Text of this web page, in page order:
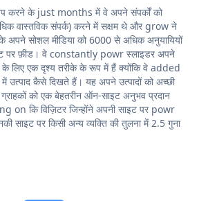
करने के just months में वे अपने संपर्कों को
वास्तविक संपर्क) करने में सक्षम थे और grow ने
सोशल मीडिया को 6000 से अधिक अनुयायियों
पर फ़ीड। वे constantly powr स्लाइडर अपने
के लिए एक दृश्य तरीके के रूप में हैं क्योंकि वे added
उत्पाद कैसे दिखते हैं। यह अपने उत्पादों को अच्छी
को एक बेहतरीन ऑन-साइट अनुभव प्रदान
on कि विज़िटर जिन्होंने अपनी साइट पर powr
साइट पर किसी अन्य व्यक्ति की तुलना में 2.5 गुना